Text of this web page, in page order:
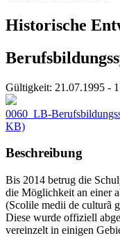
Historische
Gültigkeit: 21.07.1995 -
0060_LB-
KB)
Beschreibung
Bis 2014 betrug die
die Möglichkeit an einer
(Scolile medii de culturã
Diese wurde offiziell
vereinzelt in einigen